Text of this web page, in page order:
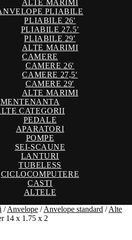
ALTE MARIMI
PLIABILE
PLIABILE 26′
PLIABILE 27.5′
PLIABILE 29′
ALTE MARIMI
CAMERE
CAMERE 26′
CAMERE 27,5′
CAMERE 29′
ALTE MARIMI
MENTENANTA
CATEGORII
PEDALE
APARATORI
POMPE
SEI-SCAUNE
LANTURI
TUBELESS
CICLOCOMPUTERE
CASTI
ALTELE
/Anvelope /Anvelope standard /Alte
14 x 1.75 x 2